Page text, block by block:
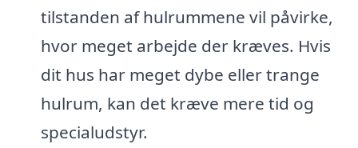
tilstanden af hulrummene vil påvirke,
hvor meget arbejde der kræves. Hvis
dit hus har meget dybe eller trange
hulrum, kan det kræve mere tid og
specialudstyr.